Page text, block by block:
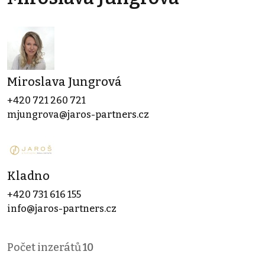
Miroslava Jungrová
+420 721 260 721
mjungrova@jaros-partners.cz
Kladno
+420 731 616 155
info@jaros-partners.cz
Počet inzerátů10